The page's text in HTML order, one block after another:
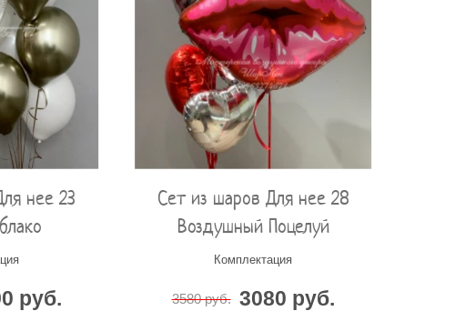
нее 23
руб.
Сет из шаров Для нее 28
Воздушный Поцелуй
Комплектация
3580 руб. 3080 руб.